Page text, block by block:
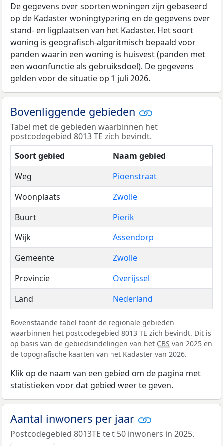
De gegevens over soorten woningen zijn gebaseerd
op de Kadaster woningtypering en de gegevens over
stand- en ligplaatsen van het Kadaster. Het soort
woning is geografisch-algoritmisch bepaald voor
panden waarin een woning is huisvest (panden met
een woonfunctie als gebruiksdoel). De gegevens
gelden voor de situatie op 1 juli 2026.
Bovenliggende gebieden
Tabel met de gebieden waarbinnen het
postcodegebied 8013 TE zich bevindt.
Soort gebied
Naam gebied
Weg
Pioenstraat
Woonplaats
Zwolle
Buurt
Pierik
Wijk
Assendorp
Gemeente
Zwolle
Provincie
Overijssel
Land
Nederland
Bovenstaande tabel toont de regionale gebieden
waarbinnen het postcodegebied 8013 TE zich bevindt. Dit is
op basis van de gebiedsindelingen van het CBS van 2025 en
de topografische kaarten van het Kadaster van 2026.
Klik op de naam van een gebied om de pagina met
statistieken voor dat gebied weer te geven.
Aantal inwoners per jaar
Postcodegebied 8013TE telt 50 inwoners in 2025.